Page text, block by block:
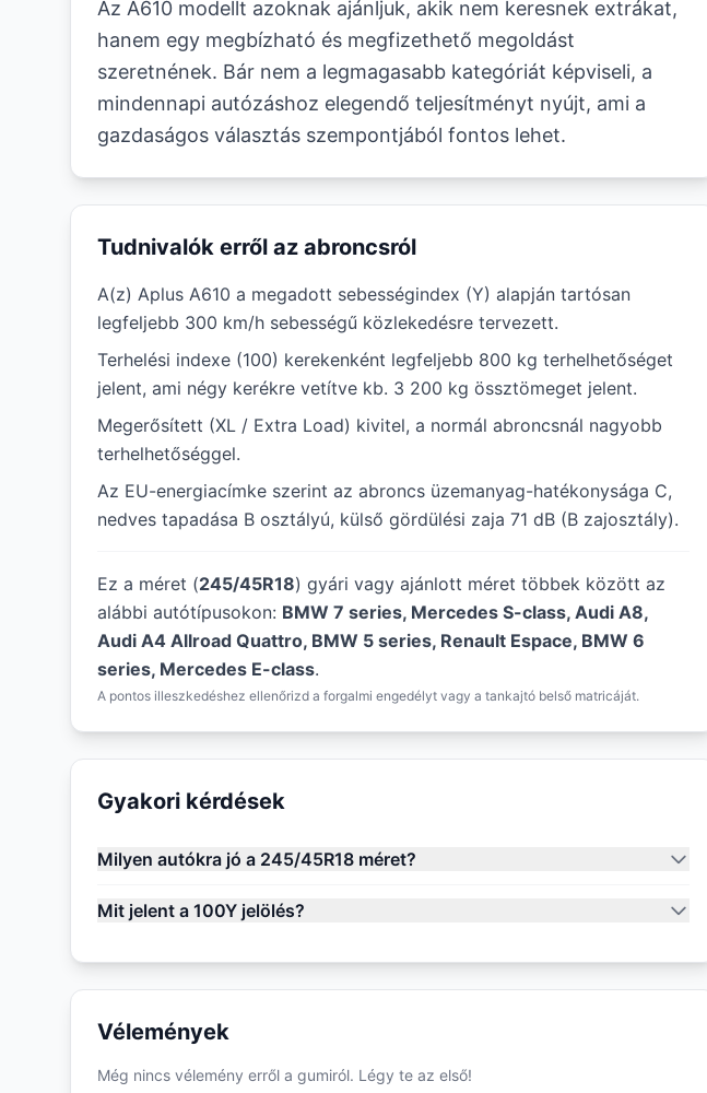
Az A610 modellt azoknak ajánljuk, akik nem keresnek extrákat,
hanem egy megbízható és megfizethető megoldást
szeretnének. Bár nem a legmagasabb kategóriát képviseli, a
mindennapi autózáshoz elegendő teljesítményt nyújt, ami a
gazdaságos választás szempontjából fontos lehet.
Tudnivalók erről az abroncsról
A(z) Aplus A610 a megadott sebességindex (Y) alapján tartósan
legfeljebb 300 km/h sebességű közlekedésre tervezett.
Terhelési indexe (100) kerekenként legfeljebb 800 kg terhelhetőséget
jelent, ami négy kerékre vetítve kb. 3 200 kg össztömeget jelent.
Megerősített (XL / Extra Load) kivitel, a normál abroncsnál nagyobb
terhelhetőséggel.
Az EU-energiacímke szerint az abroncs üzemanyag-hatékonysága C,
nedves tapadása B osztályú, külső gördülési zaja 71 dB (B zajosztály).
Ez a méret (245/45R18) gyári vagy ajánlott méret többek között az
alábbi autótípusokon: BMW 7 series, Mercedes S-class, Audi A8,
Audi A4 Allroad Quattro, BMW 5 series, Renault Espace, BMW 6
series, Mercedes E-class.
A pontos illeszkedéshez ellenőrizd a forgalmi engedélyt vagy a tankajtó belső matricáját.
Gyakori kérdések
Milyen autókra jó a 245/45R18 méret?
Mit jelent a 100Y jelölés?
Vélemények
Még nincs vélemény erről a gumiról. Légy te az első!